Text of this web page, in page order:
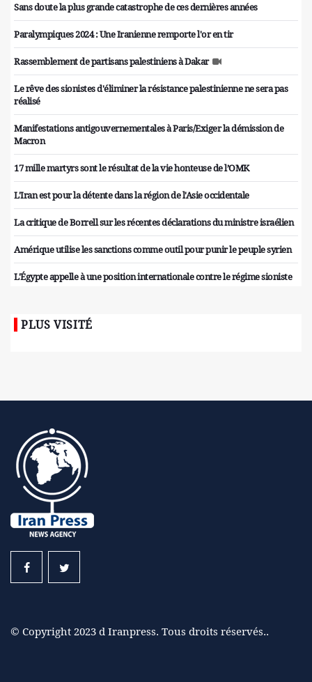
Sans doute la plus grande catastrophe de ces dernières années
Paralympiques 2024 : Une Iranienne remporte l'or en tir
Rassemblement de partisans palestiniens à Dakar
Le rêve des sionistes d'éliminer la résistance palestinienne ne sera pas
réalisé
Manifestations antigouvernementales à Paris/Exiger la démission de
Macron
17 mille martyrs sont le résultat de la vie honteuse de l’OMK
L'Iran est pour la détente dans la région de l'Asie occidentale
La critique de Borrell sur les récentes déclarations du ministre israélien
Amérique utilise les sanctions comme outil pour punir le peuple syrien
L'Égypte appelle à une position internationale contre le régime sioniste
PLUS VISITÉ
© Copyright 2023 d Iranpress. Tous droits réservés..